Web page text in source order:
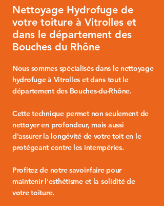
Nettoyage Hydrofuge de
votre toiture à Vitrolles et
dans le département des
Bouches du Rhône
Nous sommes spécialisés dans le nettoyage
hydrofuge à Vitrolles et dans tout le
département des Bouches-du-Rhône.
Cette technique permet non seulement de
nettoyer en profondeur, mais aussi
d'assurer la longévité de votretoiten le
protégeant contre les intempéries.
Profitez de notre savoir-faire pour
maintenir l'esthétisme et la solidité de
votre toiture.